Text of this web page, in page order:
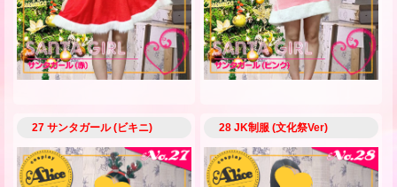
27 サンタガール (ビキニ) 28 JK制服 (文化祭Ver)